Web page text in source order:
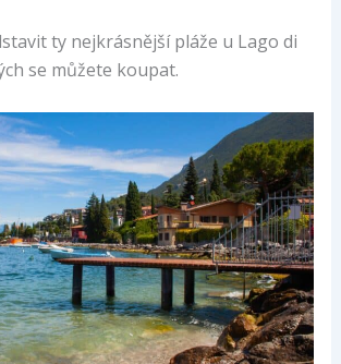
ty nejkrásnější pláže u Lago di
se můžete koupat.